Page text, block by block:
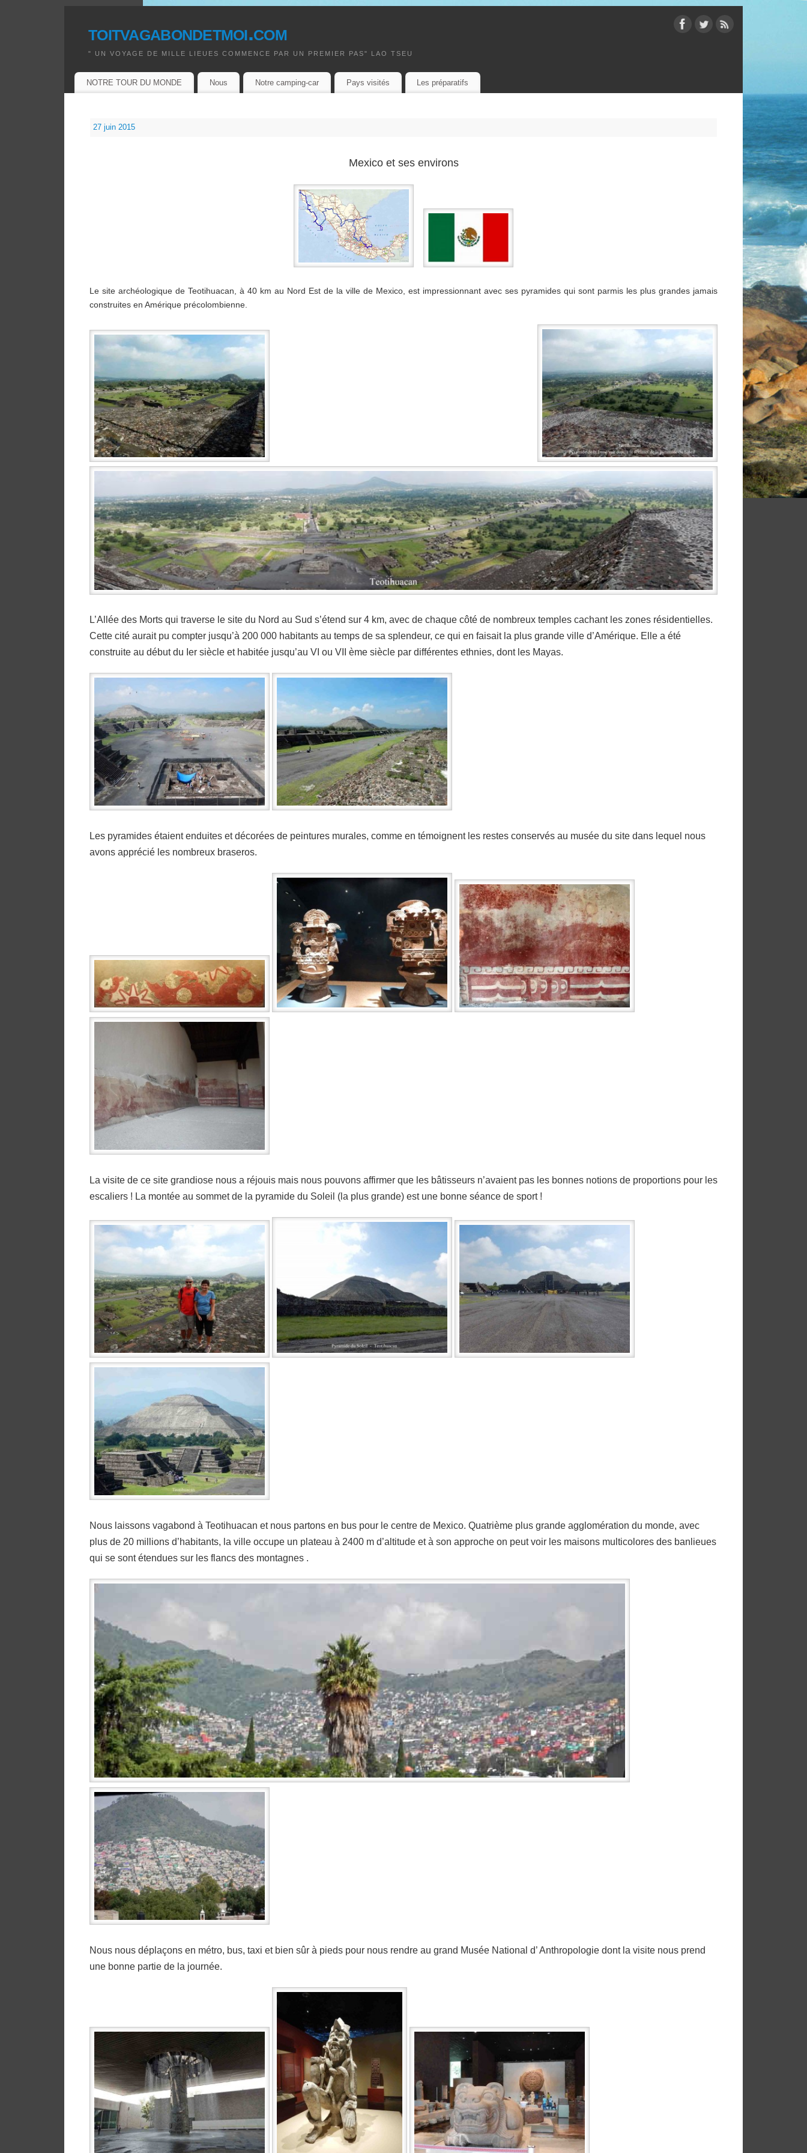
toitvagabondetmoi.com
" UN VOYAGE DE MILLE LIEUES COMMENCE PAR UN PREMIER PAS" LAO TSEU
NOTRE TOUR DU MONDE Nous Notre camping-car Pays visités Les préparatifs
27 juin 2015
Mexico et ses environs
Le site archéologique de Teotihuacan, à 40 km au Nord Est de la ville de Mexico, est impressionnant avec ses pyramides qui sont parmis les plus grandes jamais
construites en Amérique précolombienne.
L’Allée des Morts qui traverse le site du Nord au Sud s’étend sur 4 km, avec de chaque côté de nombreux temples cachant les zones résidentielles.
Cette cité aurait pu compter jusqu’à 200 000 habitants au temps de sa splendeur, ce qui en faisait la plus grande ville d’Amérique. Elle a été
construite au début du Ier siècle et habitée jusqu’au VI ou VII ème siècle par différentes ethnies, dont les Mayas.
Les pyramides étaient enduites et décorées de peintures murales, comme en témoignent les restes conservés au musée du site dans lequel nous
avons apprécié les nombreux braseros.
La visite de ce site grandiose nous a réjouis mais nous pouvons affirmer que les bâtisseurs n’avaient pas les bonnes notions de proportions pour les
escaliers ! La montée au sommet de la pyramide du Soleil (la plus grande) est une bonne séance de sport !
Nous laissons vagabond à Teotihuacan et nous partons en bus pour le centre de Mexico. Quatrième plus grande agglomération du monde, avec
plus de 20 millions d’habitants, la ville occupe un plateau à 2400 m d’altitude et à son approche on peut voir les maisons multicolores des banlieues
qui se sont étendues sur les flancs des montagnes .
Nous nous déplaçons en métro, bus, taxi et bien sûr à pieds pour nous rendre au grand Musée National d’ Anthropologie dont la visite nous prend
une bonne partie de la journée.